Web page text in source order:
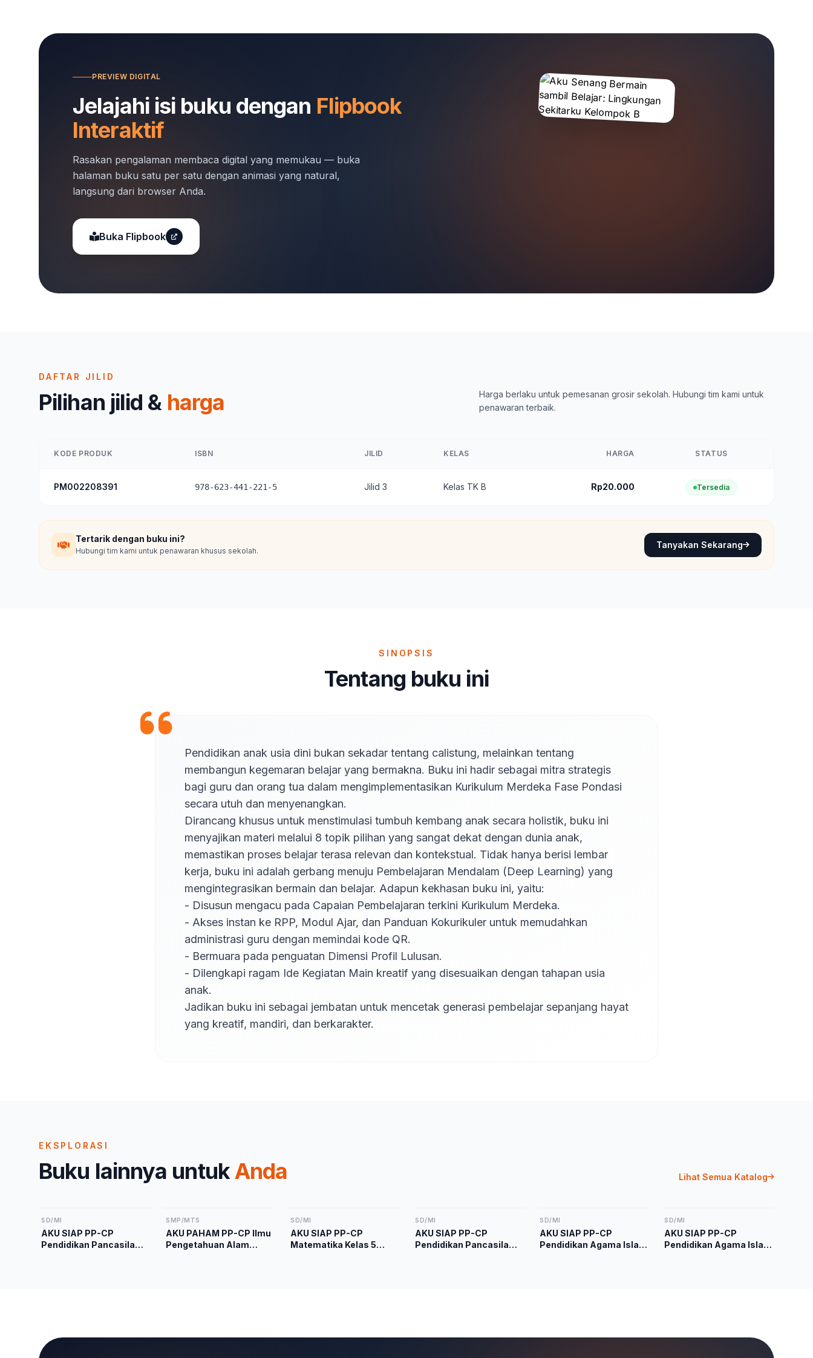
PREVIEW DIGITAL
Jelajahi isi buku dengan Flipbook
Interaktif
Rasakan pengalaman membaca digital yang memukau — buka
halaman buku satu per satu dengan animasi yang natural,
langsung dari browser Anda.
Buka Flipbook
DAFTAR JILID
Pilihan jilid & harga
Harga berlaku untuk pemesanan grosir sekolah. Hubungi tim kami untuk
penawaran terbaik.
KODE PRODUK ISBN JILID KELAS HARGA STATUS
PM002208391 978-623-441-221-5 Jilid 3 Kelas TK B Rp20.000 Tersedia
Tertarik dengan buku ini?
Hubungi tim kami untuk penawaran khusus sekolah.
Tanyakan Sekarang
SINOPSIS
Tentang buku ini
Pendidikan anak usia dini bukan sekadar tentang calistung, melainkan tentang
membangun kegemaran belajar yang bermakna. Buku ini hadir sebagai mitra strategis
bagi guru dan orang tua dalam mengimplementasikan Kurikulum Merdeka Fase Pondasi
secara utuh dan menyenangkan.
Dirancang khusus untuk menstimulasi tumbuh kembang anak secara holistik, buku ini
menyajikan materi melalui 8 topik pilihan yang sangat dekat dengan dunia anak,
memastikan proses belajar terasa relevan dan kontekstual. Tidak hanya berisi lembar
kerja, buku ini adalah gerbang menuju Pembelajaran Mendalam (Deep Learning) yang
mengintegrasikan bermain dan belajar. Adapun kekhasan buku ini, yaitu:
- Disusun mengacu pada Capaian Pembelajaran terkini Kurikulum Merdeka.
- Akses instan ke RPP, Modul Ajar, dan Panduan Kokurikuler untuk memudahkan
administrasi guru dengan memindai kode QR.
- Bermuara pada penguatan Dimensi Profil Lulusan.
- Dilengkapi ragam Ide Kegiatan Main kreatif yang disesuaikan dengan tahapan usia
anak.
Jadikan buku ini sebagai jembatan untuk mencetak generasi pembelajar sepanjang hayat
yang kreatif, mandiri, dan berkarakter.
EKSPLORASI
Buku lainnya untukAnda Lihat Semua Katalog
SD/MI
AKU SIAP PP-CP
Pendidikan Pancasila
SMP/MTS
AKU PAHAM PP-CP Ilmu
Pengetahuan Alam
SD/MI
AKU SIAP PP-CP
Matematika Kelas 5
SD/MI
AKU SIAP PP-CP
Pendidikan Pancasila
SD/MI
AKU SIAP PP-CP
Pendidikan Agama Islam
SD/MI
AKU SIAP PP-CP
Pendidikan Agama Islam